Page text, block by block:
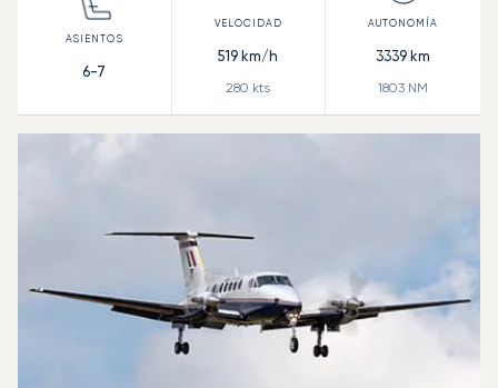
6-7
519 km/h
280 kts
3339 km
1803 NM